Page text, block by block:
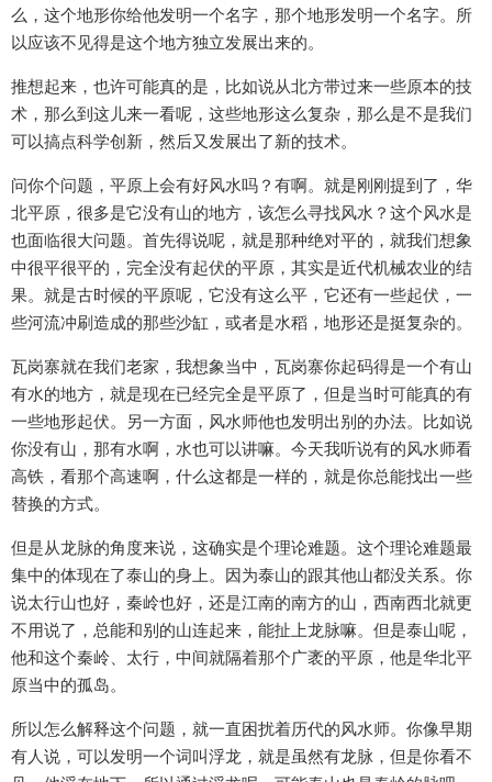
么，这个地形你给他发明一个名字，那个地形发明一个名字。所
以应该不见得是这个地方独立发展出来的。
推想起来，也许可能真的是，比如说从北方带过来一些原本的技
术，那么到这儿来一看呢，这些地形这么复杂，那么是不是我们
可以搞点科学创新，然后又发展出了新的技术。
问你个问题，平原上会有好风水吗？有啊。就是刚刚提到了，华
北平原，很多是它没有山的地方，该怎么寻找风水？这个风水是
也面临很大问题。首先得说呢，就是那种绝对平的，就我们想象
中很平很平的，完全没有起伏的平原，其实是近代机械农业的结
果。就是古时候的平原呢，它没有这么平，它还有一些起伏，一
些河流冲刷造成的那些沙缸，或者是水稻，地形还是挺复杂的。
瓦岗寨就在我们老家，我想象当中，瓦岗寨你起码得是一个有山
有水的地方，就是现在已经完全是平原了，但是当时可能真的有
一些地形起伏。另一方面，风水师他也发明出别的办法。比如说
你没有山，那有水啊，水也可以讲嘛。今天我听说有的风水师看
高铁，看那个高速啊，什么这都是一样的，就是你总能找出一些
替换的方式。
但是从龙脉的角度来说，这确实是个理论难题。这个理论难题最
集中的体现在了泰山的身上。因为泰山的跟其他山都没关系。你
说太行山也好，秦岭也好，还是江南的南方的山，西南西北就更
不用说了，总能和别的山连起来，能扯上龙脉嘛。但是泰山呢，
他和这个秦岭、太行，中间就隔着那个广袤的平原，他是华北平
原当中的孤岛。
所以怎么解释这个问题，就一直困扰着历代的风水师。你像早期
有人说，可以发明一个词叫浮龙，就是虽然有龙脉，但是你看不